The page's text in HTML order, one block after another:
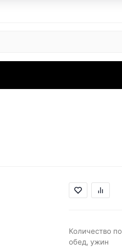
Количество
обед, ужин